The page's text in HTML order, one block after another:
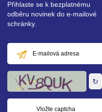
Přihlaste se k bezplatnému
odběru novinek do e-mailové
schránky.
mailová
adresa
↻